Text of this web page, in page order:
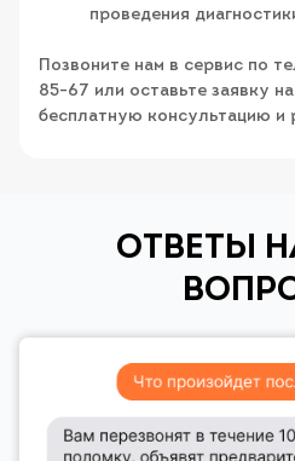
проведения
Позвоните нам в сервис по
85-67 или оставьте заявку
бесплатную консультацию
ОТВЕТЫ